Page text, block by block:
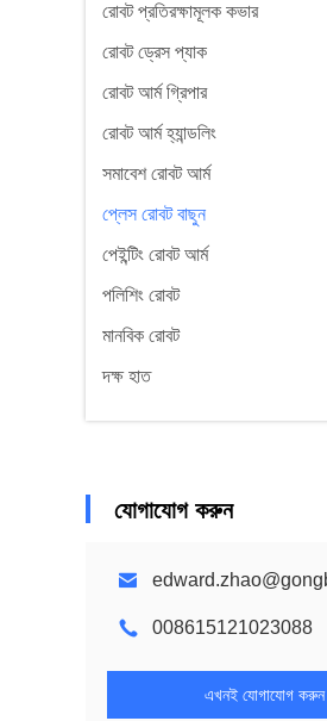
রোবট প্রতিরক্ষামূলক কভার
রোবট ড্রেস প্যাক
রোবট আর্ম গ্রিপার
রোবট আর্ম হ্যান্ডলিং
সমাবেশ রোবট আর্ম
প্লেস রোবট বাছুন
পেইন্টিং রোবট আর্ম
পলিশিং রোবট
মানবিক রোবট
দক্ষ হাত
যোগাযোগ করুন
008615121023088
এখনই যোগাযোগ করুন